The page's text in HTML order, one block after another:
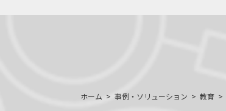
ホーム 事例・ソリューション 教育